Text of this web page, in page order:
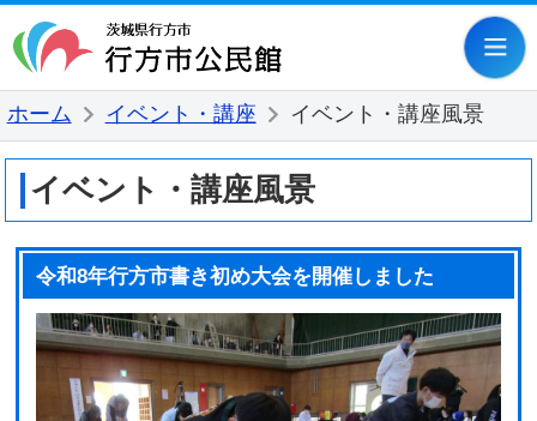
行方市公
ホーム イベント・講座 イベント・講座風景
イベント・講座風景
令和8年行方市書き初め大会を開催しました